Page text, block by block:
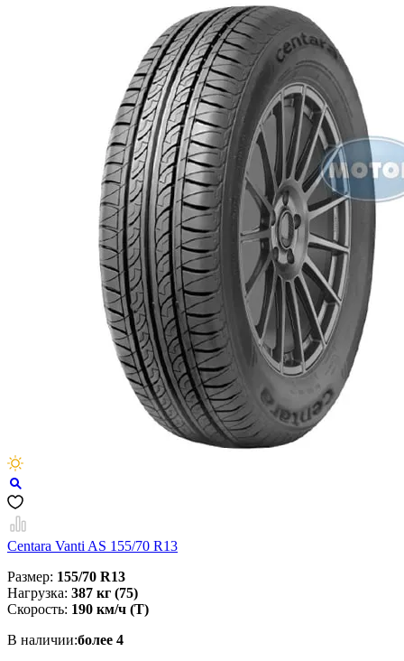
Centara Vanti AS 155/70 R13
Размер: 155/70 R13
Нагрузка: 387 кг (75)
Скорость: 190 км/ч (T)
В наличии:более 4